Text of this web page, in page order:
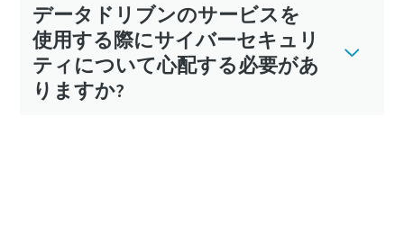
データドリブンのサービスを
使用する際にサイバーセキュリ
ティについて心配する必要があ
りますか?